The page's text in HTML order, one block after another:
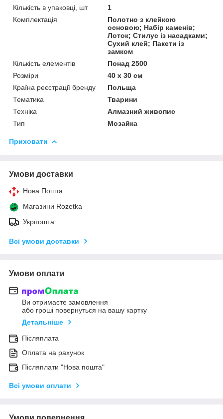
Кількість в упаковці, шт
1
Комплектація
Полотно з клейкою
основою; Набір каменів;
Лоток; Стилус із насадками;
Сухий клей; Пакети із
замком
Кількість елементів
Понад 2500
Розміри
40 x 30 см
Країна реєстрації бренду
Польща
Тематика
Тварини
Техніка
Алмазний живопис
Тип
Мозайка
Приховати
Умови доставки
Нова Пошта
Магазини Rozetka
Укрпошта
Всі умови доставки
Умови оплати
Ви отримаєте замовлення
або гроші повернуться на вашу картку
Детальніше
Післяплата
Оплата на рахунок
Післяплати "Нова пошта"
Всі умови оплати